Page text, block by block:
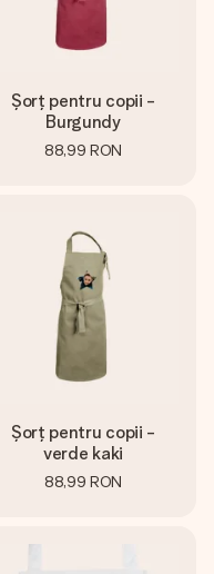
Șorț pentru copii -
Burgundy
88,99 RON
Șorț pentru copii -
verde kaki
88,99 RON